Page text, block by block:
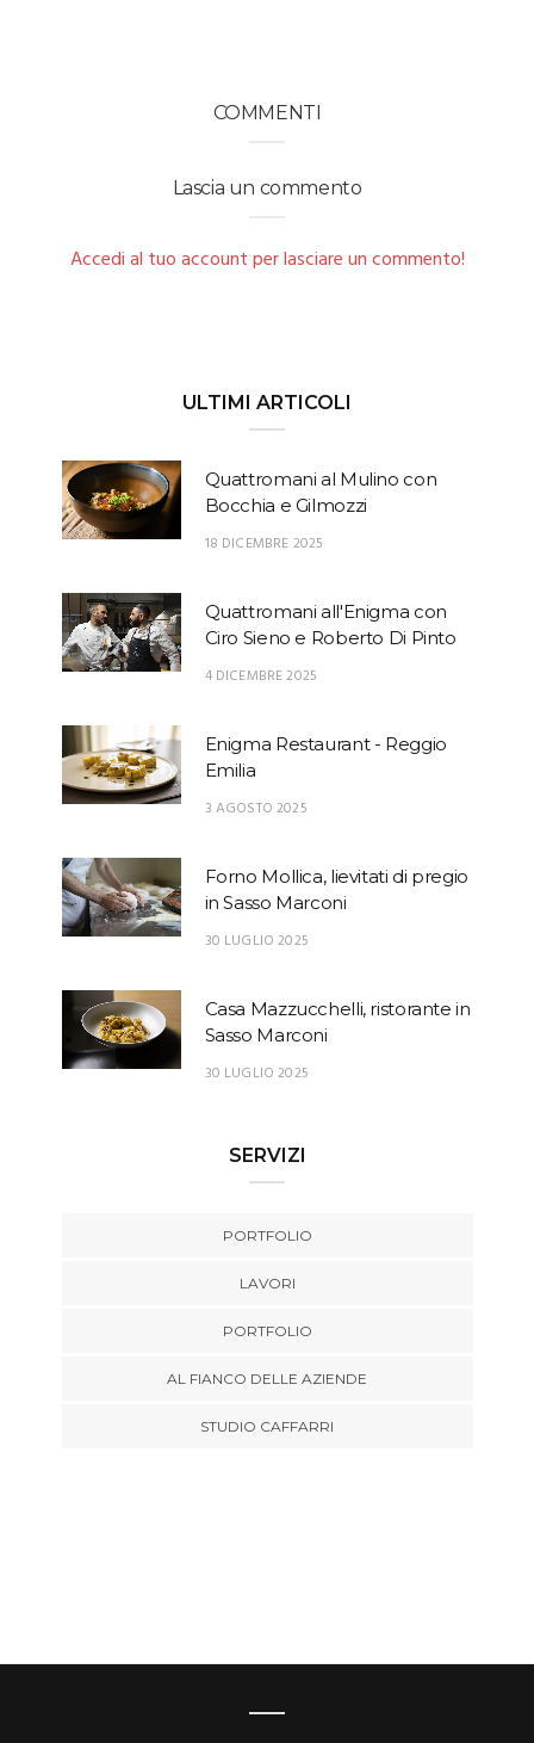
COMMENTI
Lascia un commento
Accedi al tuo account per lasciare un commento!
ULTIMI ARTICOLI
Quattromani al Mulino con
Bocchia e Gilmozzi
18 DICEMBRE 2025
Quattromani all'Enigma con
Ciro Sieno e Roberto Di Pinto
4 DICEMBRE 2025
Enigma Restaurant - Reggio
Emilia
3 AGOSTO 2025
Forno Mollica, lievitati di pregio
in Sasso Marconi
30 LUGLIO 2025
Casa Mazzucchelli, ristorante in
Sasso Marconi
30 LUGLIO 2025
SERVIZI
PORTFOLIO
LAVORI
PORTFOLIO
AL FIANCO DELLE AZIENDE
STUDIO CAFFARRI